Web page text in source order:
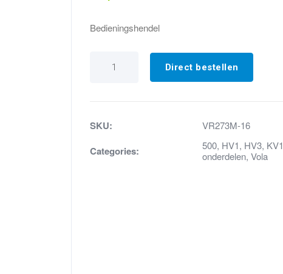
Bedieningshendel
Bedieningshendel
Direct bestellen
SKU: VR273M-16
Categories: 500, HV1, HV3, KV1
onderdelen,Vola